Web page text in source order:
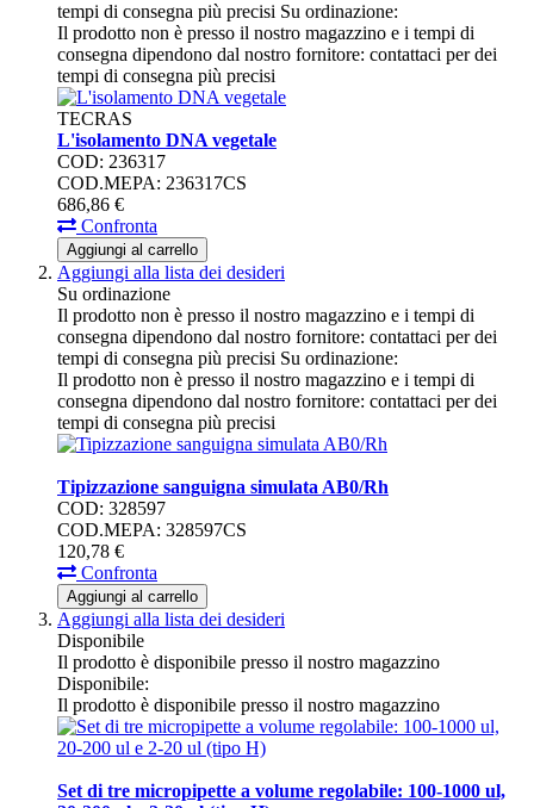
tempi di consegna più precisi Su ordinazione:
Il prodotto non è presso il nostro magazzino e i tempi di
consegna dipendono dal nostro fornitore: contattaci per dei
tempi di consegna più precisi
TECRAS
L'isolamento DNA vegetale
COD: 236317
COD.MEPA: 236317CS
686,86 €
Confronta
Aggiungi al carrello
Aggiungi alla lista dei desideri
Su ordinazione
Il prodotto non è presso il nostro magazzino e i tempi di
consegna dipendono dal nostro fornitore: contattaci per dei
tempi di consegna più precisi Su ordinazione:
Il prodotto non è presso il nostro magazzino e i tempi di
consegna dipendono dal nostro fornitore: contattaci per dei
tempi di consegna più precisi
Tipizzazione sanguigna simulata AB0/Rh
COD: 328597
COD.MEPA: 328597CS
120,78 €
Confronta
Aggiungi al carrello
Aggiungi alla lista dei desideri
Disponibile
Il prodotto è disponibile presso il nostro magazzino
Disponibile:
Il prodotto è disponibile presso il nostro magazzino
Set di tre micropipette a volume regolabile: 100-1000 ul,